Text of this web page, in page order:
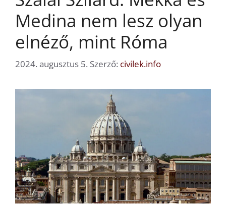
Medina nem lesz olyan
elnéző, mint Róma
2024. augusztus 5. Szerző: civilek.info